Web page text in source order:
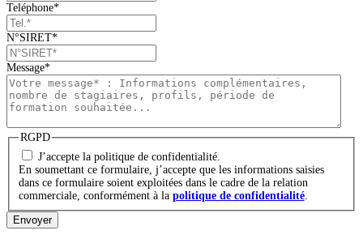
Teléphone*
N°SIRET*
Message*
RGPD
J’accepte la politique de confidentialité.
En soumettant ce formulaire, j’accepte que les informations saisies
dans ce formulaire soient exploitées dans le cadre de la relation
commerciale, conformément à la politique de confidentialité.
Envoyer